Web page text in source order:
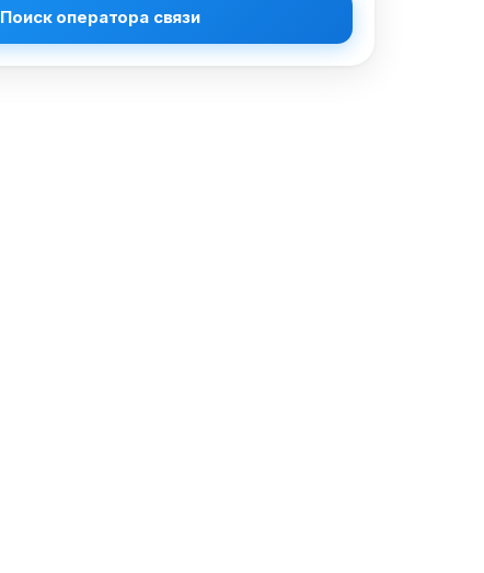
Поиск оператора связи